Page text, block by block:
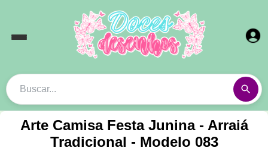
Arte Camisa Festa Junina - Arraiá
Tradicional - Modelo 083